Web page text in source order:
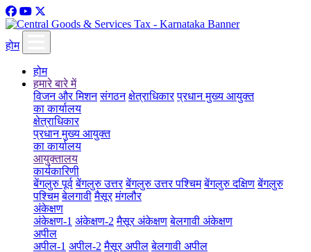
होम
होम
हमारे बारे में
विजन और मिशन संगठन क्षेत्राधिकार प्रधान मुख्य आयुक्त
का कार्यालय
क्षेत्राधिकार
प्रधान मुख्य आयुक्त
का कार्यालय
आयुक्तालय
कार्यकारिणी
बेंगलुरु पूर्व बेंगलुरु उत्तर बेंगलुरु उत्तर पश्चिम बेंगलुरु दक्षिण बेंगलुरु
पश्चिम बेलगावी मैसूर मंगलौर
अंकेक्षण
अंकेक्षण-1 अंकेक्षण-2 मैसूर अंकेक्षण बेलगावी अंकेक्षण
अपील
अपील-1 अपील-2 मैसूर अपील बेलगावी अपील